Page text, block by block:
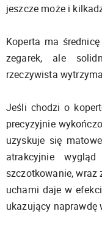
jeszcze może i
Koperta ma
zegarek, ale
rzeczywista
Jeśli chodzi o
precyzyjnie
uzyskuje się
atrakcyjnie
szczotkowanie, wraz
uchami daje w
ukazujący naprawdę